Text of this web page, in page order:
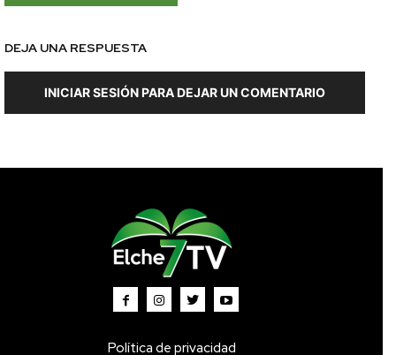
DEJA UNA RESPUESTA
INICIAR SESIÓN PARA DEJAR UN COMENTARIO
Política de privacidad